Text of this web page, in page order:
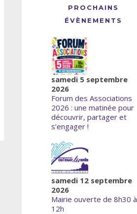
PROCHAINS
ÉVÈNEMENTS
samedi 5 septembre
2026
Forum des Associations
2026 : une matinée pour
découvrir, partager et
s’engager !
samedi 12 septembre
2026
Mairie ouverte de 8h30 à
12h